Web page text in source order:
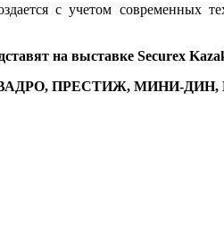
с учетом современных
на выставке Securex
ПРЕСТИЖ, МИНИ-ДИН,